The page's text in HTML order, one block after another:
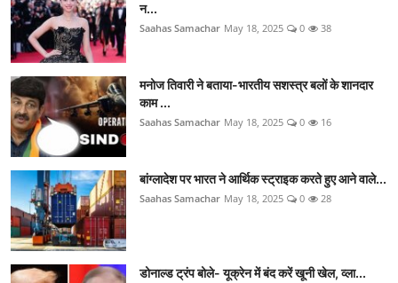
न...
Saahas Samachar May 18, 2025 0 38
मनोज तिवारी ने बताया-भारतीय सशस्त्र बलों के शानदार
काम ...
Saahas Samachar May 18, 2025 0 16
बांग्लादेश पर भारत ने आर्थिक स्ट्राइक करते हुए आने वाले...
Saahas Samachar May 18, 2025 0 28
डोनाल्ड ट्रंप बोले- यूक्रेन में बंद करें खूनी खेल, व्ला...